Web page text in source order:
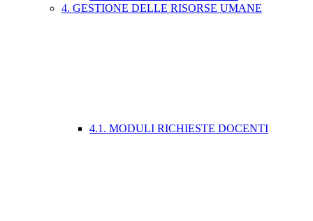
4. GESTIONE DELLE RISORSE UMANE
4.1. MODULI RICHIESTE DOCENTI